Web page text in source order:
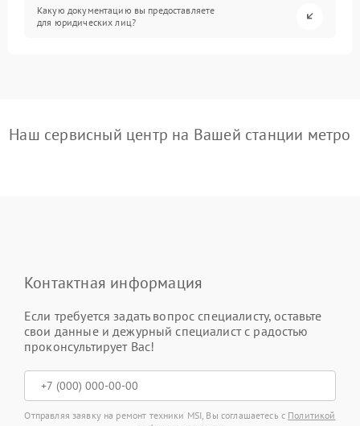
Какую документацию вы предоставляете
для юридических лиц?
Наш сервисный центр на Вашей станции метро
Контактная информация
Если требуется задать вопрос специалисту, оставьте
свои данные и дежурный специалист с радостью
проконсультирует Вас!
Отправляя заявку на ремонт техники MSI, Вы соглашаетесь с Политикой